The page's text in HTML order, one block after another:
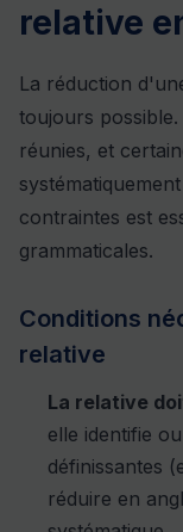
relative
La réduction
toujours
réunies, et
contraintes est
grammaticales.
Conditions
relative
La relative
elle identifie
définissantes
réduire en